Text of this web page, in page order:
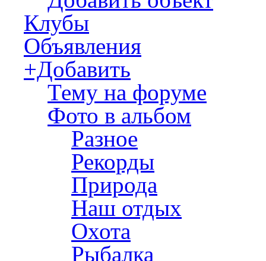
Клубы
Объявления
+Добавить
Тему на форуме
Фото в альбом
Разное
Рекорды
Природа
Наш отдых
Охота
Рыбалка